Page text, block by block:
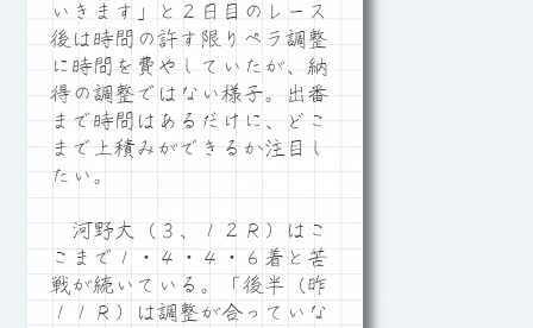
いきます」と２日目のレース
後は時間の許す限りペラ調整
に時間を費やしていたが、納
得の調整ではない様子。出番
まで時間はあるだけに、どこ
まで上積みができるか注目し
たい。
河野大（３、１２Ｒ）はこ
こまで１・４・４・６着と苦
戦が続いている。「後半（昨
１１Ｒ）は調整が合っていな